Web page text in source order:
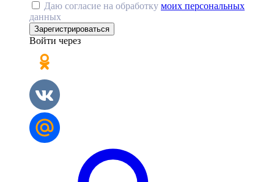
Даю согласие на обработку моих персональных
данных
Зарегистрироваться
Войти через